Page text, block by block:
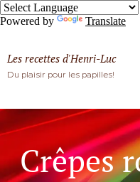
Powered by Translate
Les recettes d'Henri-Luc
Du plaisir pour les papilles!
Crêpes